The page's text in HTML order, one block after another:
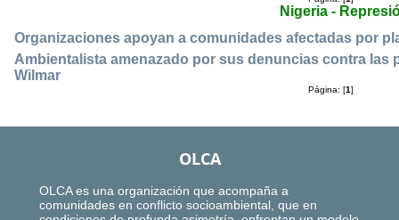
Nigeria -
Organizaciones apoyan a comunidades afectadas por
Ambientalista amenazado por sus denuncias contra las
Wilmar
Página: [1]
OLCA
OLCA es una organización que acompaña a
comunidades en conflicto socioambiental, que en